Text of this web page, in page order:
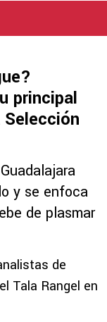
principal
y se enfoca
de plasmar
de
Tala Rangel en